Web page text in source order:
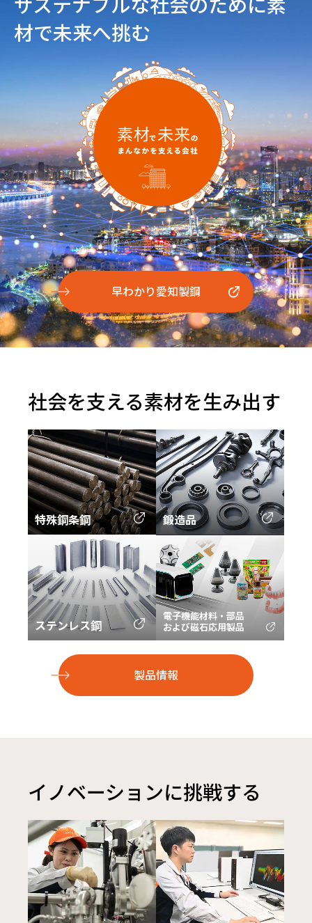
サステナブルな社会のために素
材で未来へ挑む
早わかり愛知製鋼
社会を支える素材を生み出す
特殊鋼条鋼 鍛造品
ステンレス鋼
電子機能材料・部品
および磁石応用製品
製品情報
イノベーションに挑戦する